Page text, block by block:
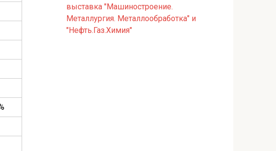
выставка "Машиностроение.
Металлургия. Металлообработка" и
"Нефть.Газ.Химия"